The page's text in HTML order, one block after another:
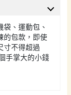
、運動包、
的包款，即使
寸不得超過
手掌大的小錢